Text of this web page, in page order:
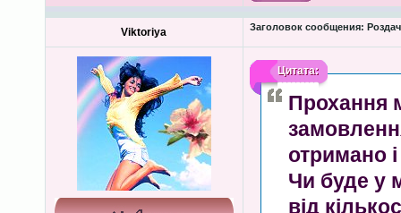
Viktoriya Заголовок сообщения:
Цитата:
Прохання
отримано
Чи буде у
від